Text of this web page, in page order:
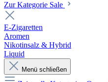
Zur Kategorie Sale
E-Zigaretten
Aromen
Nikotinsalz & Hybrid
Liquid
Menü schließen